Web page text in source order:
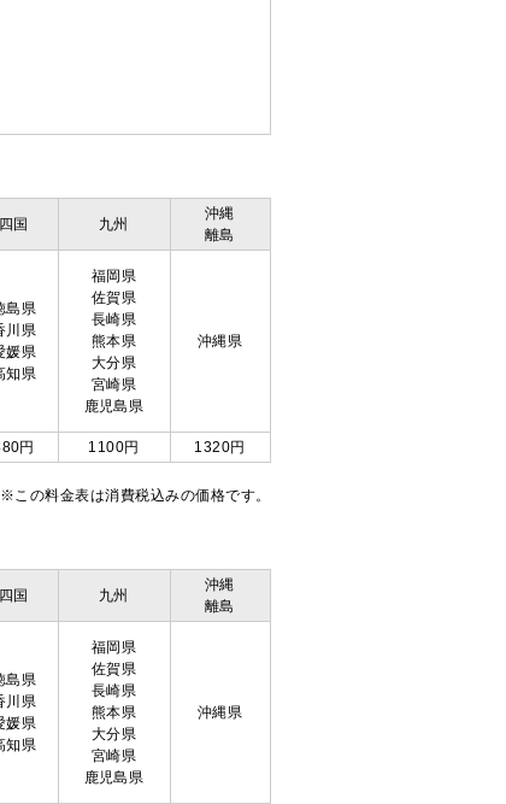
四国 九州
沖縄
離島
島県
川県
媛県
知県
福岡県
佐賀県
長崎県
熊本県
大分県
宮崎県
鹿児島県
沖縄県
円 1100円 1320円
※この料金表は消費税込みの価格です。
四国 九州
沖縄
離島
島県
川県
媛県
知県
福岡県
佐賀県
長崎県
熊本県
大分県
宮崎県
鹿児島県
沖縄県